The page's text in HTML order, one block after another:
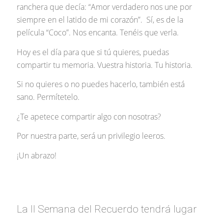
ranchera que decía: “Amor verdadero nos une por
siempre en el latido de mi corazón”. Sí, es de la
película “Coco”. Nos encanta. Tenéis que verla.
Hoy es el día para que si tú quieres, puedas
compartir tu memoria. Vuestra historia. Tu historia.
Si no quieres o no puedes hacerlo, también está
sano. Permítetelo.
¿Te apetece compartir algo con nosotras?
Por nuestra parte, será un privilegio leeros.
¡Un abrazo!
La II Semana del Recuerdo tendrá lugar